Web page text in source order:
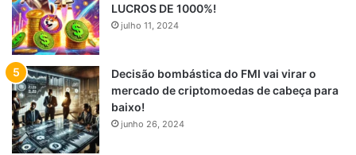
LUCROS DE 1000%!
julho 11, 2024
Decisão bombástica do FMI vai virar o
mercado de criptomoedas de cabeça para
baixo!
junho 26, 2024